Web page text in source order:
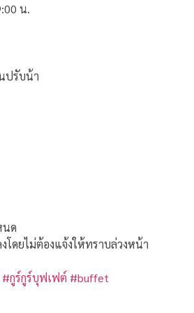
น.
ปรับน้า
นด
ดยไม่ต้องแจ้งให้ทราบล่วงหน้า
#กูร์กูร์บุฟเฟต์ #buffet